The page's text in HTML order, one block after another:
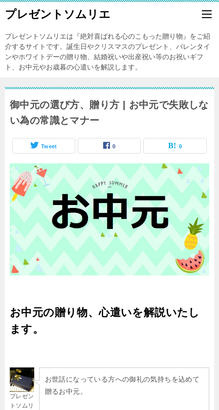
プレゼントソムリエ
プレゼントソムリエは『絶対喜ばれる心のこもった贈り物』をご紹
介するサイトです。誕生日やクリスマスのプレゼント、バレンタイ
ンやホワイトデーの贈り物、結婚祝いや出産祝い等のお祝いギフ
ト、お中元やお歳暮の心遣いを解説します。
御中元の選び方、贈り方 | お中元で失敗しな
い為の常識とマナー
Tweet 0 0
お中元の贈り物、心遣いを解説いたし
ます。
プレゼン
トソムリ
お世話になっている方への御礼の気持ちを込めて
贈るお中元。